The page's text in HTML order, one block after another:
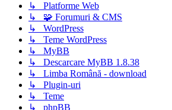
↳ Platforme Web
↳ 🧩 Forumuri & CMS
↳ WordPress
↳ Teme WordPress
↳ MyBB
↳ Descarcare MyBB 1.8.38
↳ Limba Română - download
↳ Plugin-uri
↳ Teme
↳ phpBB